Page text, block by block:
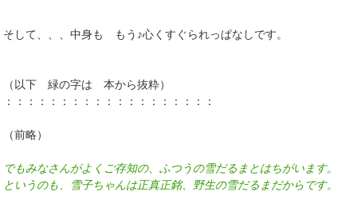
そして、、、中身も もう♪心くすぐられっぱなしです。
（以下 緑の字は 本から抜粋）
：：：：：：：：：：：：：：：：：：：
（前略）
でもみなさんがよくご存知の、ふつうの雪だるまとはちがいます。
というのも、雪子ちゃんは正真正銘、野生の雪だるまだからです。